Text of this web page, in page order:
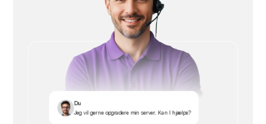
Du
Jeg vil gerne opgradere min server. Kan I hjælpe?